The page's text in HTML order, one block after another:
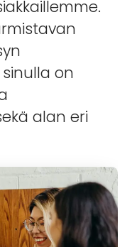
on
alan eri